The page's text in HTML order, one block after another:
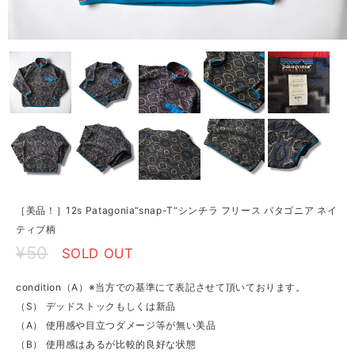
［美品！］12s Patagonia“snap-T“シンチラ フリース パタゴニア ネイ
ティブ柄
¥50 SOLD OUT
condition（A）※当方での基準にて表記させて頂いております。
（S） デッドストックもしくは新品
（A） 使用感や目立つダメージ等が無い美品
（B） 使用感はあるが比較的良好な状態